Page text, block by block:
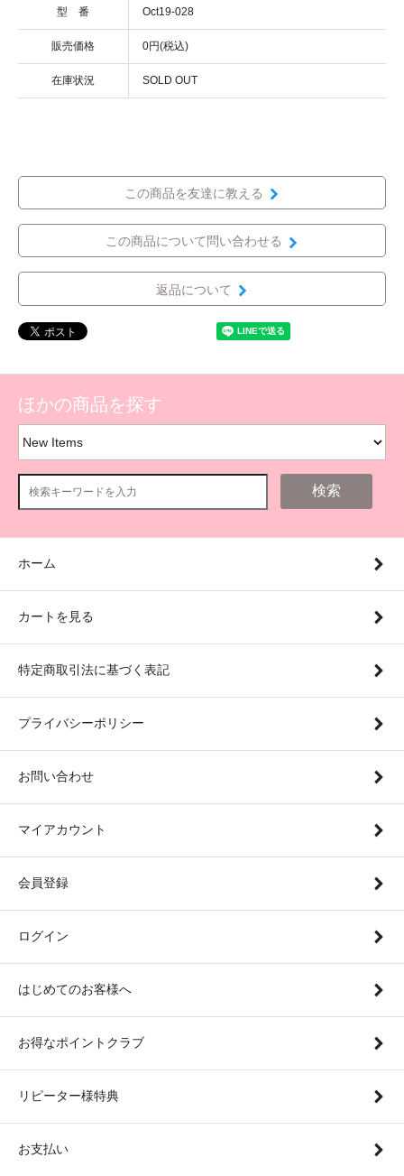
型 番 Oct19-028
販売価格 0円(税込)
在庫状況 SOLD OUT
この商品を友達に教える
この商品について問い合わせる
返品について
ほかの商品を探す
検索
ホーム
カートを見る
特定商取引法に基づく表記
プライバシーポリシー
お問い合わせ
マイアカウント
会員登録
ログイン
はじめてのお客様へ
お得なポイントクラブ
リピーター様特典
お支払い